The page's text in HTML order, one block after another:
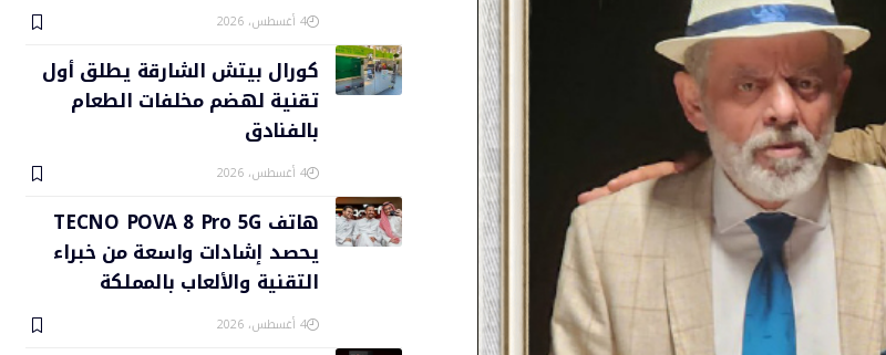
4 أغسطس، 2026
كورال بيتش الشارقة يطلق أول
تقنية لهضم مخلفات الطعام
بالفنادق
4 أغسطس، 2026
هاتف TECNO POVA 8 Pro 5G
يحصد إشادات واسعة من خبراء
التقنية والألعاب بالمملكة
4 أغسطس، 2026